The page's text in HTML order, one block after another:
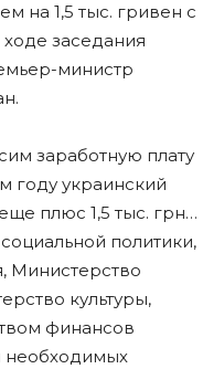
на 1,5 тыс. гривен с
заседания
министр
заработную плату
году украинский
плюс 1,5 тыс. грн…
политики,
Министерство
культуры,
финансов
необходимых